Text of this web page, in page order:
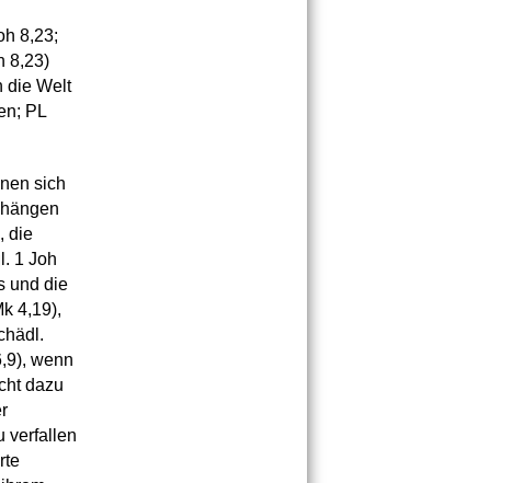
8,23;
8,23)
die Welt
PL
sich
die
1 Joh
und die
4,19),
wenn
dazu
verfallen